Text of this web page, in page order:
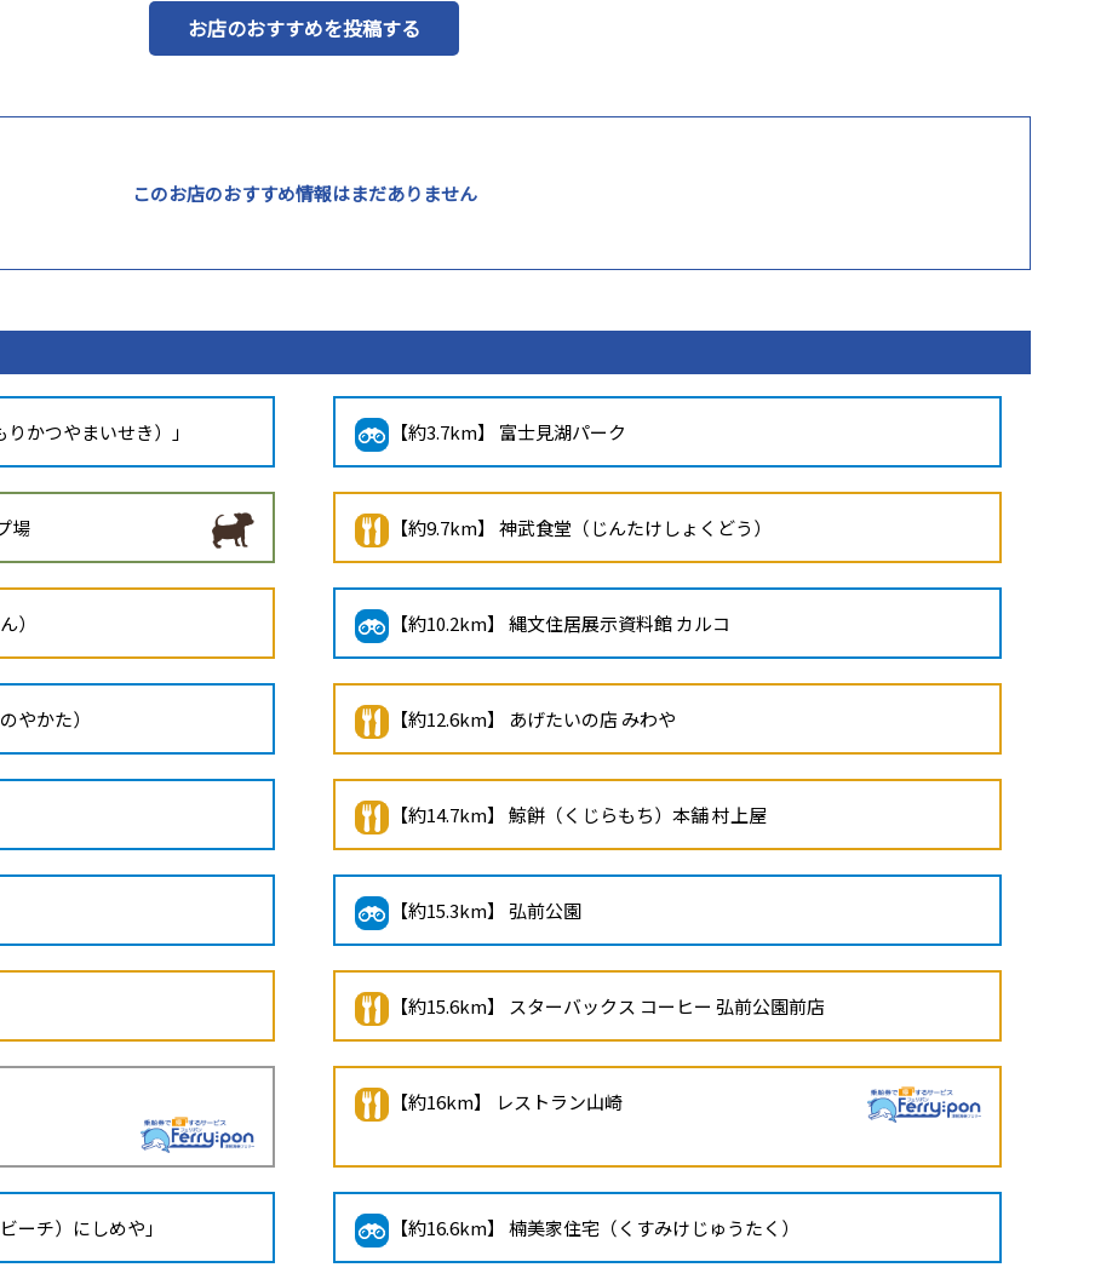
お店のおすすめを投稿する
このお店のおすすめ情報はまだありません
かつやまいせき）」 【約3.7km】 富士見湖パーク
場 【約9.7km】 神武食堂（じんたけしょくどう）
） 【約10.2km】 縄文住居展示資料館 カルコ
やかた） 【約12.6km】 あげたいの店 みわや
【約14.7km】 鯨餅（くじらもち）本舗 村上屋
【約15.3km】 弘前公園
【約15.6km】 スターバックス コーヒー 弘前公園前店
【約16km】 レストラン山崎
ーチ）にしめや」 【約16.6km】 楠美家住宅（くすみけじゅうたく）